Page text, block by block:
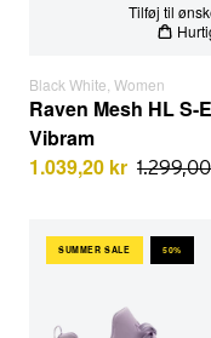
Tilføj til
Black White, Women
Raven Mesh HL S-
Vibram
1.039,20 kr
SUMMER SALE 50%
Raven Mesh PET